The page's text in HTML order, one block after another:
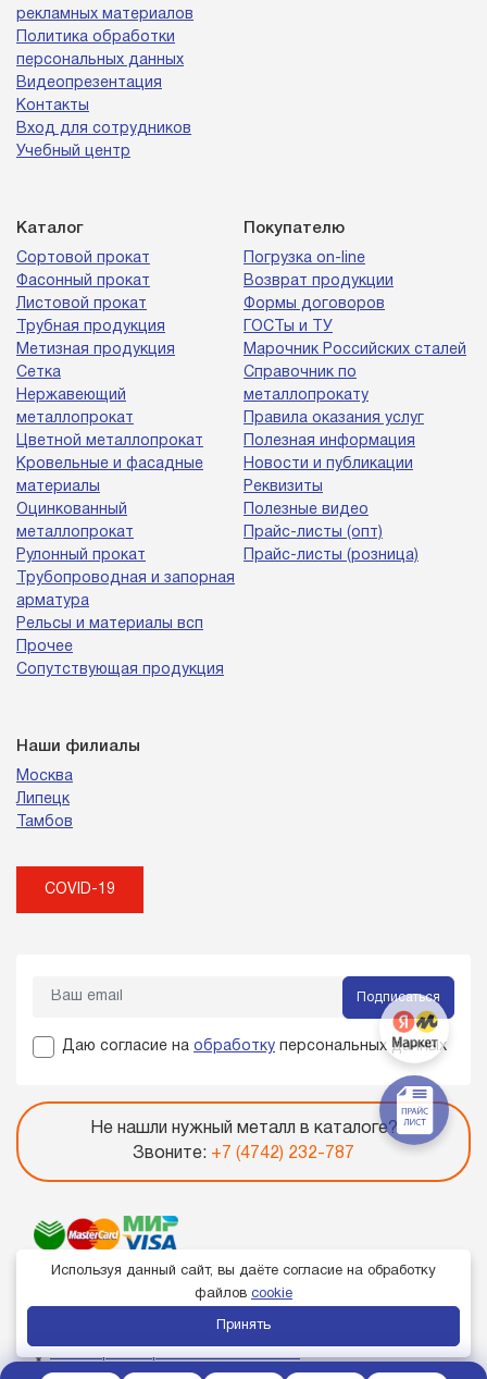
рекламных материалов
Политика обработки
персональных данных
Видеопрезентация
Контакты
Вход для сотрудников
Учебный центр
Каталог
Сортовой прокат
Фасонный прокат
Листовой прокат
Трубная продукция
Метизная продукция
Сетка
Нержавеющий
металлопрокат
Цветной металлопрокат
Кровельные и фасадные
материалы
Оцинкованный
металлопрокат
Рулонный прокат
Трубопроводная и запорная
арматура
Рельсы и материалы всп
Прочее
Сопутствующая продукция
Покупателю
Погрузка on-line
Возврат продукции
Формы договоров
ГОСТы и ТУ
Марочник Российских сталей
Справочник по
металлопрокату
Правила оказания услуг
Полезная информация
Новости и публикации
Реквизиты
Полезные видео
Прайс-листы (опт)
Прайс-листы (розница)
Наши филиалы
Москва
Липецк
Тамбов
COVID-19
Подписаться
Даю согласие на обработку персональных данных
Не нашли нужный металл в каталоге?
Звоните: +7 (4742) 232-787
Используя данный сайт, вы даёте согласие на обработку
файлов cookie
Принять